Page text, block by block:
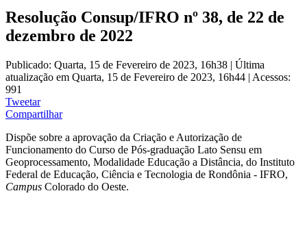
Resolução Consup/IFRO nº 38, de 22 de
dezembro de 2022
Publicado: Quarta, 15 de Fevereiro de 2023, 16h38 | Última
atualização em Quarta, 15 de Fevereiro de 2023, 16h44 | Acessos:
991
Tweetar
Compartilhar
Dispõe sobre a aprovação da Criação e Autorização de
Funcionamento do Curso de Pós-graduação Lato Sensu em
Geoprocessamento, Modalidade Educação a Distância​, do Instituto
Federal de Educação, Ciência e Tecnologia de Rondônia - IFRO,
Campus Colorado do Oeste.